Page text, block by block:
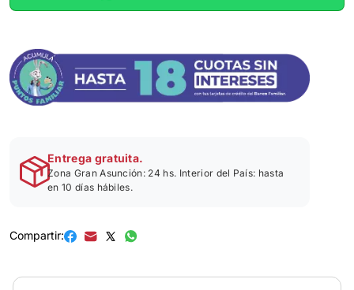
Entrega gratuita.
Zona Gran Asunción: 24 hs. Interior del País: hasta
en 10 días hábiles.
Compartir: